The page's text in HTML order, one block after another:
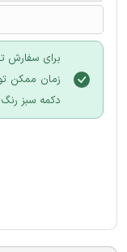
برای سفارش
زمان ممکن
دکمه سبز